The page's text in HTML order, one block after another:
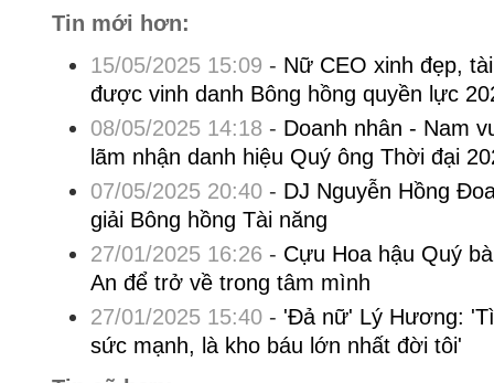
Tin mới hơn:
15/05/2025 15:09 - Nữ CEO xinh đẹp,
được vinh danh Bông hồng quyền lực
08/05/2025 14:18 - Doanh nhân - Nam
lãm nhận danh hiệu Quý ông Thời đại
07/05/2025 20:40- DJ Nguyễn Hồng
giải Bông hồng Tài năng
27/01/2025 16:26 - Cựu Hoa hậu Quý
An để trở về trong tâm mình
27/01/2025 15:40- 'Đả nữ' Lý Hương:
sức mạnh, là kho báu lớn nhất đời tôi'